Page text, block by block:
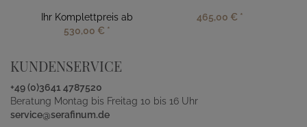
Ihr Komplettpreis ab
530,00 € *
465,00 € *
KUNDENSERVICE
+49 (0)3641 4787520
Beratung Montag bis Freitag 10 bis 16 Uhr
service@serafinum.de